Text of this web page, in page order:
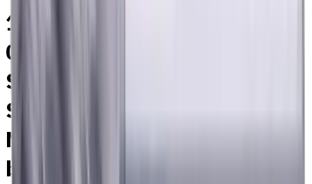
10 mm VHM Schaftfräser,
0.5 mm Fase, Weldon
Schaft, 4 Schneiden, Radius,
Standardlänge, Für P, M, K
Materialien, AlCrN
beschichtet